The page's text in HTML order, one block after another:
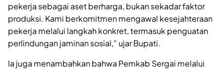
pekerja sebagai aset berharga, bukan sekadar faktor
produksi. Kami berkomitmen mengawal kesejahteraan
pekerja melalui langkah konkret, termasuk penguatan
perlindungan jaminan sosial,” ujar Bupati.
Ia juga menambahkan bahwa Pemkab Sergai melalui